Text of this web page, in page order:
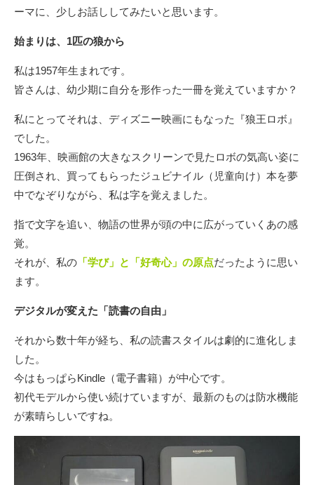
ーマに、少しお話ししてみたいと思います。
始まりは、1匹の狼から
私は1957年⽣まれです。
皆さんは、幼少期に⾃分を形作った⼀冊を覚えていますか？
私にとってそれは、ディズニー映画にもなった『狼王ロボ』
でした。
1963年、映画館の⼤きなスクリーンで⾒たロボの気⾼い姿に
圧倒され、買ってもらったジュビナイル（児童向け）本を夢
中でなぞりながら、私は字を覚えました。
指で⽂字を追い、物語の世界が頭の中に広がっていくあの感
覚。
それが、私の 「学び」と「好奇⼼」の原点だったように思い
ます。
デジタルが変えた「読書の⾃由」
それから数⼗年が経ち、私の読書スタイルは劇的に進化しま
した。
今はもっぱらKindle（電⼦書籍）が中⼼です。
初代モデルから使い続けていますが、最新のものは防⽔機能
が素晴らしいですね。